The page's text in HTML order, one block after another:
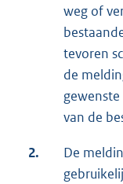
weg of
tevoren
de
van de
2.
De